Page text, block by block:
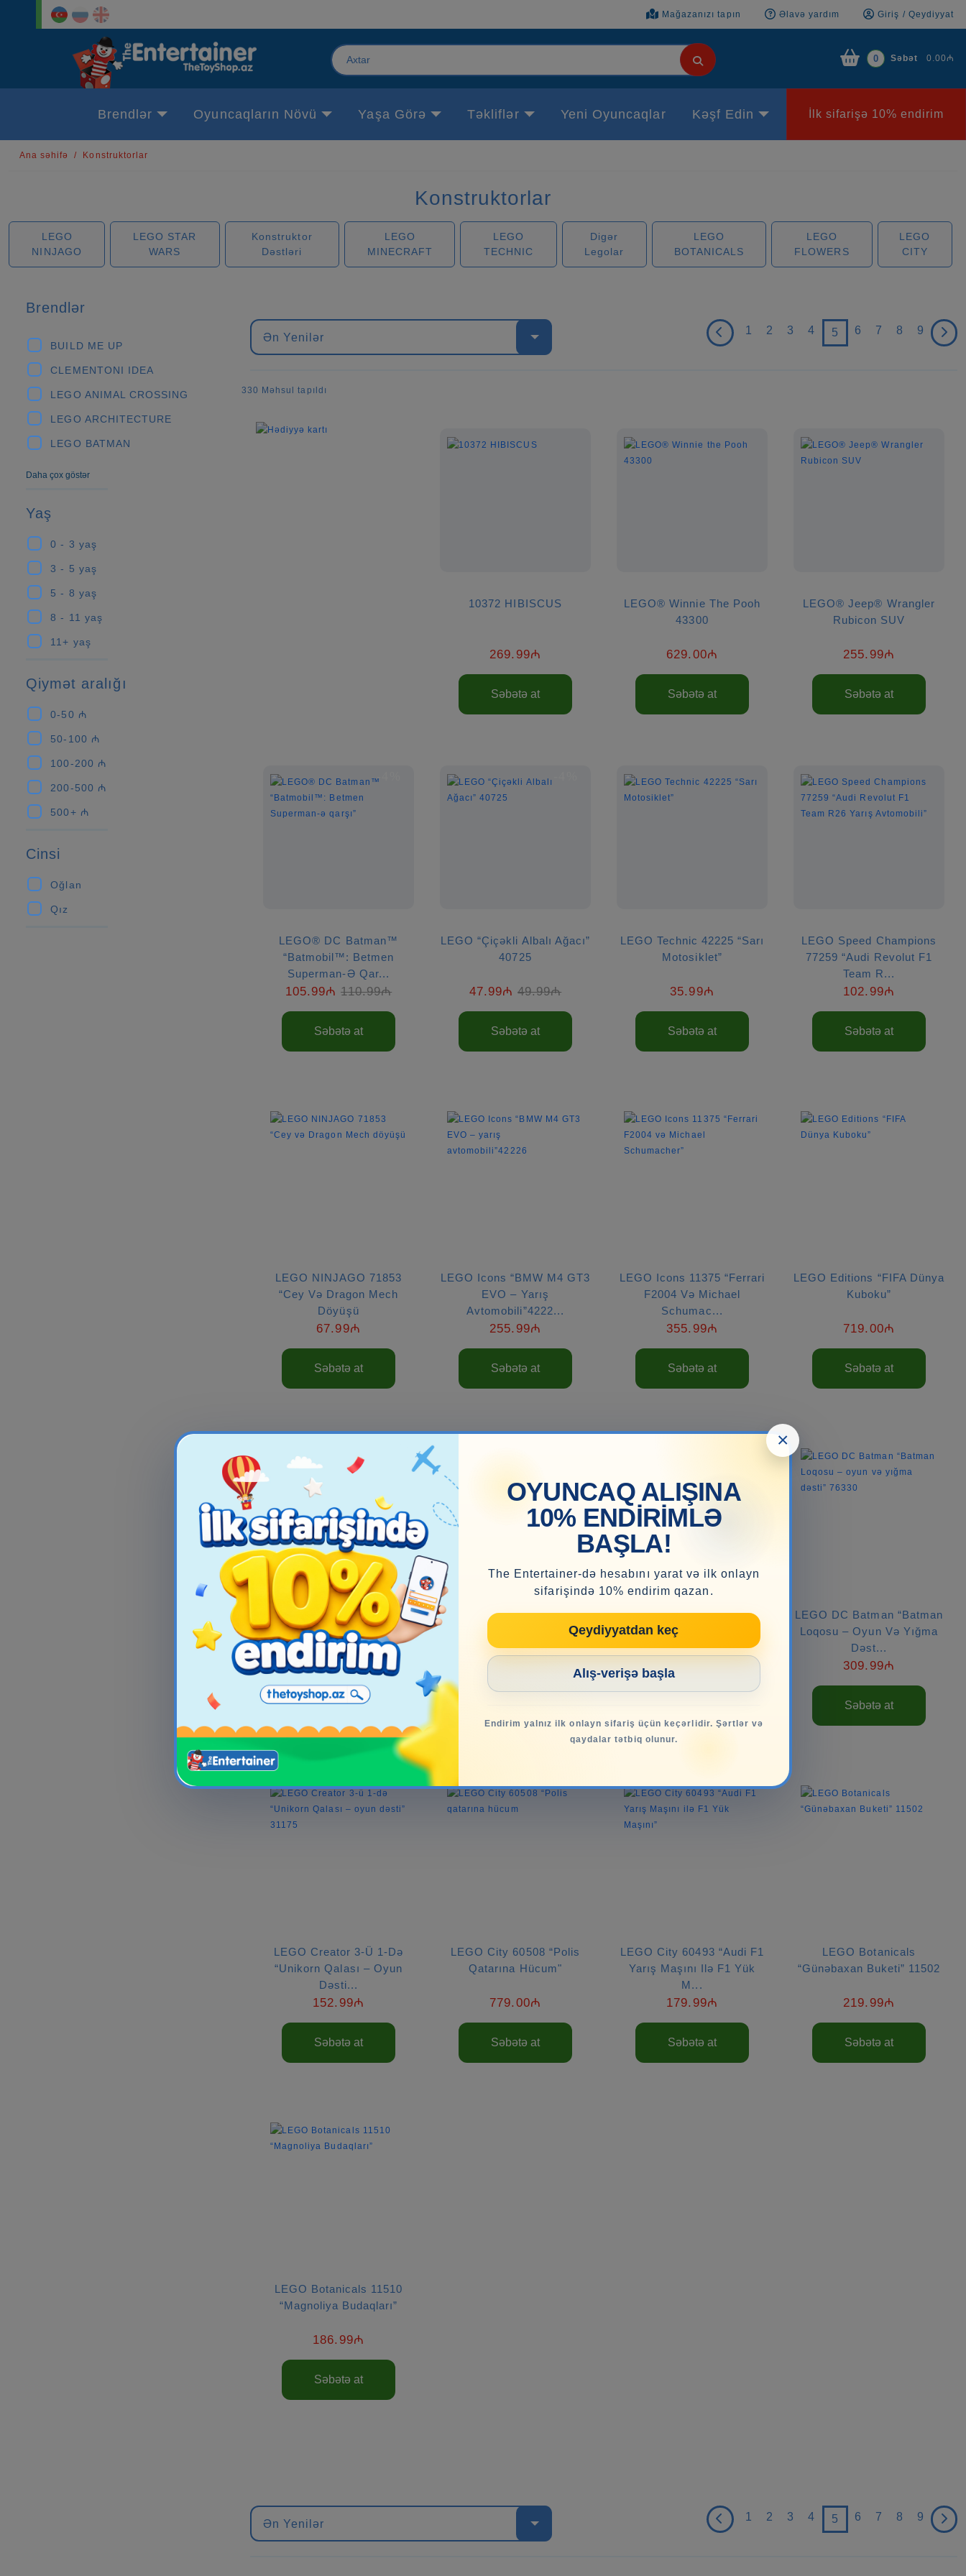
Mağazanızı tapın Əlavə yardım Giriş / Qeydiyyat
0 Səbət 0.00₼
Brendlər Oyuncaqların Növü Yaşa Görə Təkliflər Yeni Oyuncaqlar Kəşf Edin İlk sifarişə 10% endirim
Ana səhifə Konstruktorlar
Konstruktorlar
LEGO
NINJAGO
LEGO STAR
WARS
Konstruktor
Dəstləri
LEGO
MINECRAFT
LEGO
TECHNIC
Digər
Legolar
LEGO
BOTANICALS
LEGO
FLOWERS
LEGO
CITY
Brendlər
BUILD ME UP
CLEMENTONI IDEA
LEGO ANIMAL CROSSING
LEGO ARCHITECTURE
LEGO BATMAN
Daha çox göstər
Yaş
0 - 3 yaş
3 - 5 yaş
5 - 8 yaş
8 - 11 yaş
11+ yaş
Qiymət aralığı
0-50 ₼
50-100 ₼
100-200 ₼
200-500 ₼
500+ ₼
Cinsi
Oğlan
Qız
Ən Yenilər
1 2 3 4 5 6 7 8 9
330 Məhsul tapıldı
10372 HIBISCUS
269.99₼
Səbətə at
LEGO® Winnie The Pooh
43300
629.00₼
Səbətə at
LEGO® Jeep® Wrangler
Rubicon SUV
255.99₼
Səbətə at
-4%
LEGO® DC Batman™
“Batmobil™: Betmen
Superman-Ə Qar...
105.99₼ 110.99₼
Səbətə at
LEGO “Çiçəkli Albalı Ağacı”
40725
47.99₼ 49.99₼
Səbətə at
LEGO Technic 42225 “Sarı
Motosiklet”
35.99₼
Səbətə at
LEGO Speed Champions
77259 “Audi Revolut F1
Team R...
102.99₼
Səbətə at
LEGO NINJAGO 71853
“Cey Və Dragon Mech
Döyüşü
67.99₼
Səbətə at
LEGO Icons “BMW M4 GT3
EVO – Yarış
Avtomobili”4222...
255.99₼
Səbətə at
LEGO Icons 11375 “Ferrari
F2004 Və Michael
Schumac...
355.99₼
Səbətə at
LEGO Editions “FIFA Dünya
Kuboku”
719.00₼
Səbətə at
LEGO DUPLO 10467 “Ailə
Evi”
279.99₼
Səbətə at
LEGO DUPLO 10465 “Mikki
Maus Klubu – Minni Və
Plut...
LEGO DC Batman “Betmen
Və Robin: Betmobil” 76333
105.99₼
LEGO DC Batman “Batman
Loqosu – Oyun Və Yığma
Dəst...
309.99₼
Səbətə at
LEGO Creator 3‑ü 1-Də
“Unikorn Qalası – Oyun
Dəsti...
152.99₼
Səbətə at
LEGO City 60508 “Polis
Qatarına Hücum"
779.00₼
Səbətə at
LEGO City 60493 “Audi F1
Yarış Maşını Ilə F1 Yük
M...
179.99₼
Səbətə at
LEGO Botanicals
“Günəbaxan Buketi” 11502
219.99₼
Səbətə at
LEGO Botanicals 11510
“Magnoliya Budaqları”
186.99₼
Səbətə at
Ən Yenilər
1 2 3 4 5 6 7 8 9
×
OYUNCAQ ALIŞINA
10% ENDİRİMLƏ
BAŞLA!
The Entertainer-də hesabını yarat və ilk onlayn
sifarişində 10% endirim qazan.
Qeydiyyatdan keç
Alış-verişə başla
Endirim yalnız ilk onlayn sifariş üçün keçərlidir. Şərtlər və
qaydalar tətbiq olunur.